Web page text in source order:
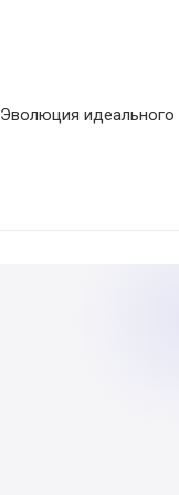
Эволюция идеального